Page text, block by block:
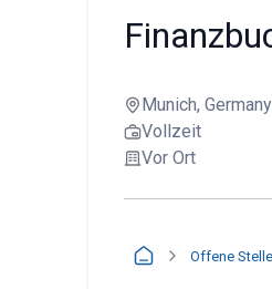
Munich, Germany
Vollzeit
Vor Ort
Offene